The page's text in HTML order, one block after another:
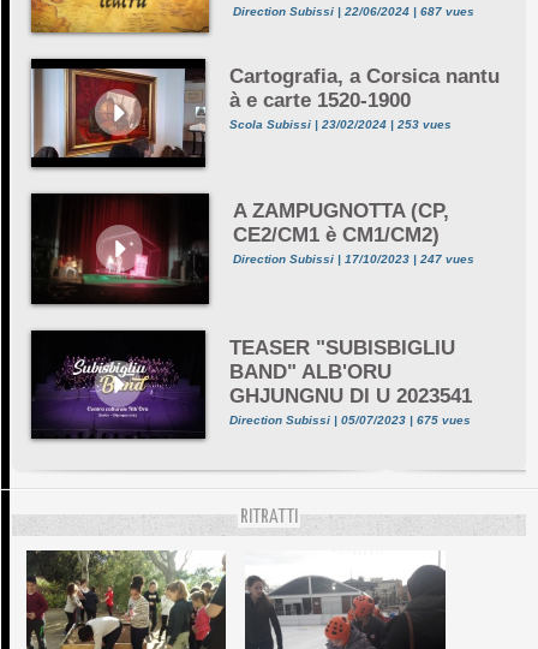
Direction Subissi | 22/06/2024 | 687 vues
Cartografia, a Corsica nantu
à e carte 1520-1900
Scola Subissi | 23/02/2024 | 253 vues
A ZAMPUGNOTTA (CP,
CE2/CM1 è CM1/CM2)
Direction Subissi | 17/10/2023 | 247 vues
TEASER "SUBISBIGLIU
BAND" ALB'ORU
GHJUNGNU DI U 2023541
Direction Subissi | 05/07/2023 | 675 vues
RITRATTI